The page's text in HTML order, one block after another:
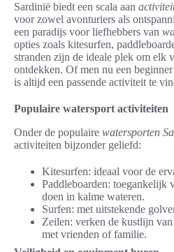
Sardinië biedt een scala aan
voor zowel avonturiers als
een paradijs voor liefhebbers van
opties zoals kitesurfen,
stranden zijn de ideale plek om elk
ontdekken. Of men nu een
is altijd een passende activiteit te
Populaire watersport activiteiten
Onder de populaire watersporten
activiteiten bijzonder geliefd:
Kitesurfen: ideaal voor de
Paddleboarden: toegankelijk
doen in kalme wateren.
Surfen: met uitstekende
Zeilen: verken de kustlijn
met vrienden of familie.